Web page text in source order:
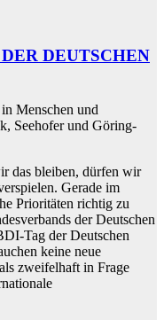
DEUTSCHEN
Menschen und
Seehofer und Göring-
das bleiben, dürfen wir
Gerade im
Prioritäten richtig zu
der Deutschen
Tag der Deutschen
keine neue
zweifelhaft in Frage